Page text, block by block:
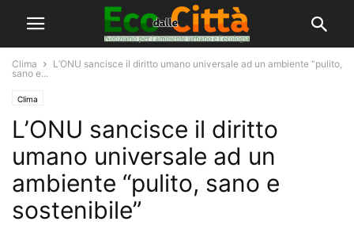
Clima
L’ONU sancisce il diritto umano universale ad un ambiente “pulito,
sano e...
Clima
L’ONU sancisce il diritto
umano universale ad un
ambiente “pulito, sano e
sostenibile”